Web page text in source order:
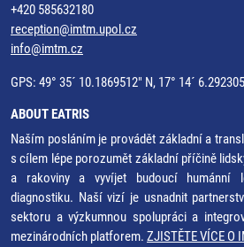
+420 585632180
reception@imtm.upol.cz
info@imtm.cz
GPS: 49° 35´ 10.1869512" N, 17° 14´
ABOUT EATRIS
Naším posláním je provádět základní a
s cílem lépe porozumět základní příčině
a rakoviny a vyvíjet budoucí humánní
diagnostiku. Naší vizí je usnadnit
sektoru a výzkumnou spolupráci a
mezinárodních platforem. ZJISTĚTE VÍCE O